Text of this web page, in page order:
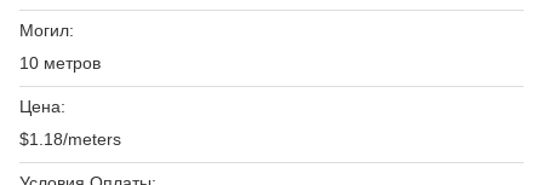
Могил:
10 метров
Цена:
$1.18/meters